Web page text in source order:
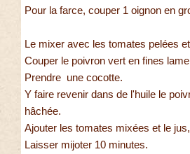
Pour la farce, couper 1 oignon en
Le mixer avec les tomates pelées
Couper le poivron vert en fines
Prendre une cocotte.
Y faire revenir dans de l'huile le
hâchée.
Ajouter les tomates mixées et le
Laisser mijoter 10 minutes.